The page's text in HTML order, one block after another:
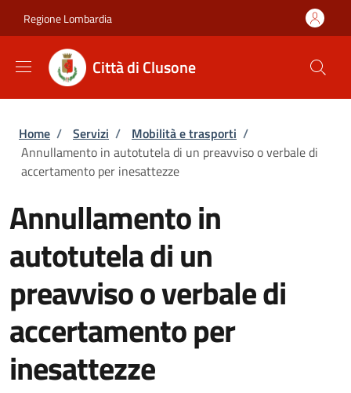
Regione Lombardia
Città di Clusone
Briciole di pane
Home / Servizi / Mobilità e trasporti /
Annullamento in autotutela di un preavviso o verbale di
accertamento per inesattezze
Annullamento in
autotutela di un
preavviso o verbale di
accertamento per
inesattezze